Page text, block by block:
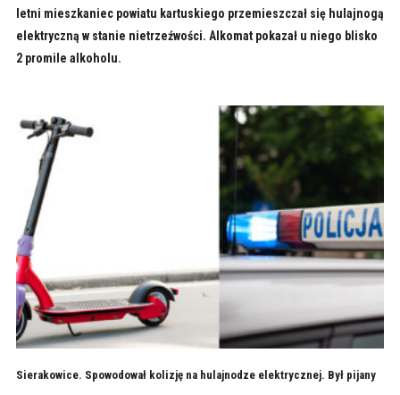
letni mieszkaniec powiatu kartuskiego przemieszczał się hulajnogą
elektryczną w stanie nietrzeźwości. Alkomat pokazał u niego blisko
2 promile alkoholu.
Sierakowice. Spowodował kolizję na hulajnodze elektrycznej. Był pijany